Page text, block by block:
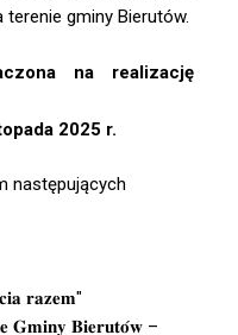
gminy Bierutów.
na realizację
2025 r.
następujących
𝐫𝐚𝐳𝐞𝐦"
𝐆𝐦𝐢𝐧𝐲 𝐁𝐢𝐞𝐫𝐮𝐭𝐨́𝐰 –